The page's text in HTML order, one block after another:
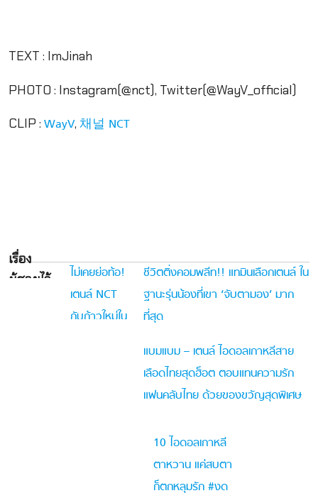
TEXT : ImJinah
PHOTO : Instagram(@nct), Twitter(@WayV_official)
CLIP : WayV, 채널 NCT
เรื่อง
ผู้ชายไว้
ไม่เคยย่อท้อ!
เตนล์ NCT
กับก้าวใหม่ใน
ชีวิตติ่งคอมพลีท!! แทมินเลือกเตนล์ ใน
ฐานะรุ่นน้องที่เขา ‘จับตามอง’ มาก
ที่สุด
แบมแบม – เตนล์ ไอดอลเกาหลีสาย
เลือดไทยสุดฮ็อต ตอบแทนความรัก
แฟนคลับไทย ด้วยของขวัญสุดพิเศษ
10 ไอดอลเกาหลี
ตาหวาน แค่สบตา
ก็ตกหลุมรัก #งด